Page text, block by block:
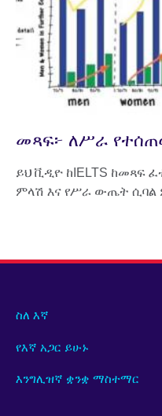
መጻፍ፦ ለሥራ
ይህ ቪዲዮ ከIELTS ከመጻፍ
ምላሽ እና የሥራ ውጤት ሲባል
ስለ እኛ
የእኛ አጋር ይሁኑ
እንግሊዝኛ ቋንቋ ማስተማር